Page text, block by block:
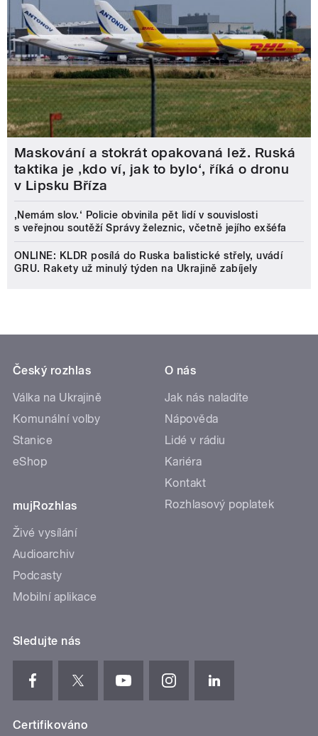
Maskování a stokrát opakovaná lež. Ruská
taktika je ‚kdo ví, jak to bylo‘, říká o dronu
v Lipsku Bříza
‚Nemám slov.‘ Policie obvinila pět lidí v souvislosti
s veřejnou soutěží Správy železnic, včetně jejího exšéfa
ONLINE: KLDR posílá do Ruska balistické střely, uvádí
GRU. Rakety už minulý týden na Ukrajině zabíjely
Český rozhlas
Válka na Ukrajině
Komunální volby
Stanice
eShop
mujRozhlas
Živé vysílání
Audioarchiv
Podcasty
Mobilní aplikace
O nás
Jak nás naladíte
Nápověda
Lidé v rádiu
Kariéra
Kontakt
Rozhlasový poplatek
Sledujte nás
Certifikováno